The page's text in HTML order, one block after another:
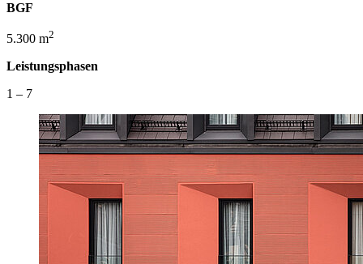
BGF
5.300 m2
Leistungsphasen
1 – 7